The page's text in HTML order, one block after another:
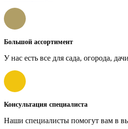
Большой ассортимент
У нас есть все для сада, огорода,
Консультация специалиста
Наши специалисты помогут вам в